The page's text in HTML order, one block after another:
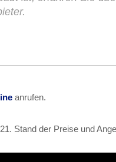
anrufen.
. Stand der Preise und